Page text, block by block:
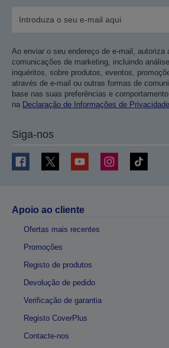
Ao enviar o seu endereço de e-mail, autoriza
comunicações de marketing, incluindo
inquéritos, sobre produtos, eventos,
através de e-mail ou outras formas de
base nas suas preferências e
na Declaração de Informações de
Siga-nos
Apoio ao cliente
Ofertas mais recentes
Promoções
Registo de produtos
Devolução de pedido
Verificação de garantia
Registo CoverPlus
Contacte-nos